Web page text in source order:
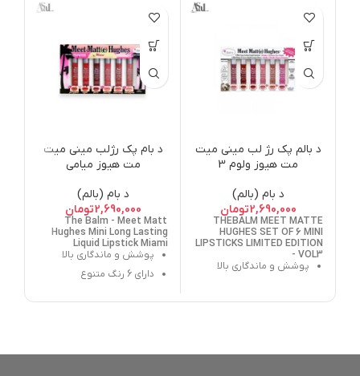
د بالم پک رژ لب مینی میت
مت هیوز ولوم 3
د بام (بالم)
2,690,000تومان
THEBALM MEET MATTE
HUGHES SET OF 6 MINI
LIPSTICKS LIMITED EDITION
- VOL3
پوشش و ماندگاری بالا
فینیش مات و مخملی
د بام پک رژلب مینی میت
مت هیوز میامی
د بام (بالم)
2,690,000تومان
The Balm - Meet Matt
Hughes Mini Long Lasting
Liquid Lipstick Miami
پوشش و ماندگاری بالا
دارای 6 رنگ متنوع